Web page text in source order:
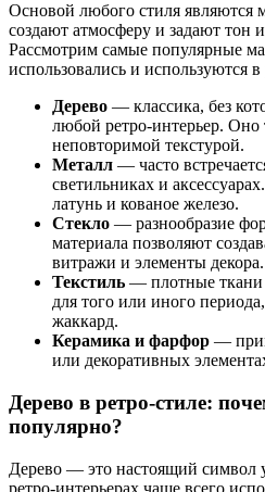
Основой любого стиля
создают атмосферу и задают тон
Рассмотрим самые популярные
использовались и используются в
Дерево — классика, без
любой ретро-интерьер. Оно
неповторимой текстурой.
Металл — часто
светильниках и
латунь и кованое железо.
Стекло — разнообразие
материала позволяют
витражи и элементы декора.
Текстиль — плотные ткани
для того или иного
жаккард.
Керамика и фарфор —
или декоративных
Дерево в ретро-стиле:
популярно?
Дерево — это настоящий символ
ретро-интерьерах чаще всего